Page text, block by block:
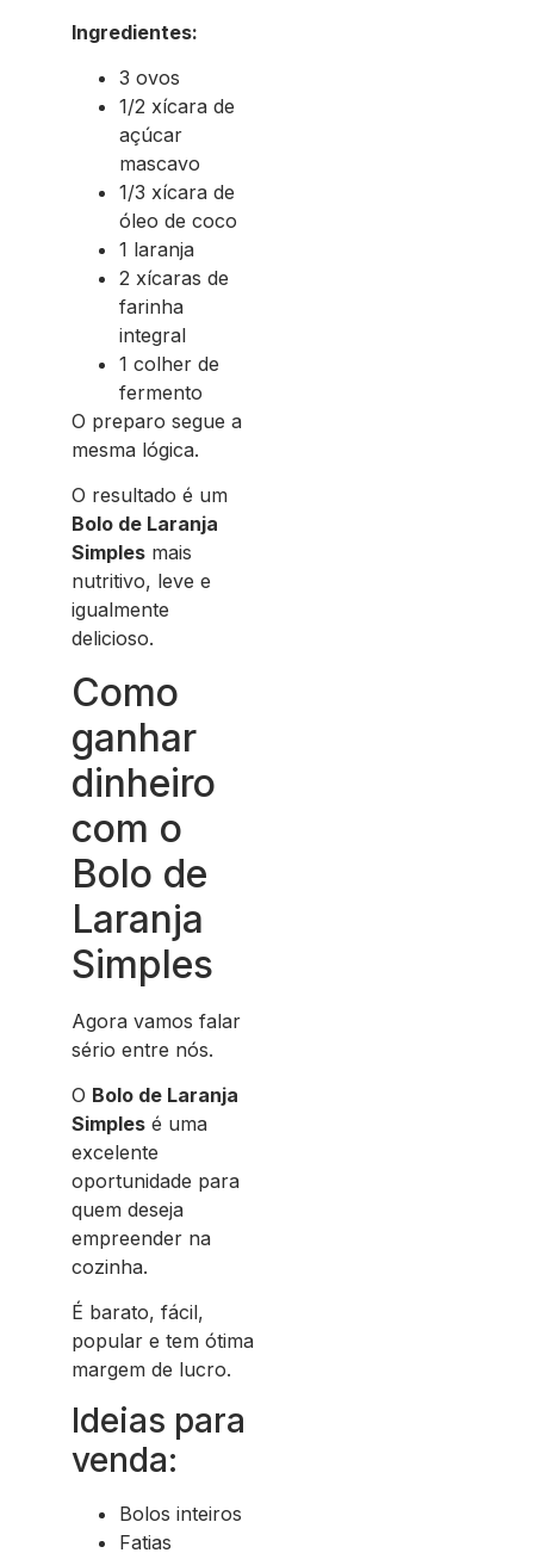
Ingredientes:
3 ovos
1/2 xícara de
açúcar
mascavo
1/3 xícara de
óleo de coco
1 laranja
2 xícaras de
farinha
integral
1 colher de
fermento
O preparo segue a
mesma lógica.
O resultado é um
Bolo de Laranja
Simples mais
nutritivo, leve e
igualmente
delicioso.
Como
ganhar
dinheiro
com o
Bolo de
Laranja
Simples
Agora vamos falar
sério entre nós.
O Bolo de Laranja
Simples é uma
excelente
oportunidade para
quem deseja
empreender na
cozinha.
É barato, fácil,
popular e tem ótima
margem de lucro.
Ideias para
venda:
Bolos inteiros
Fatias